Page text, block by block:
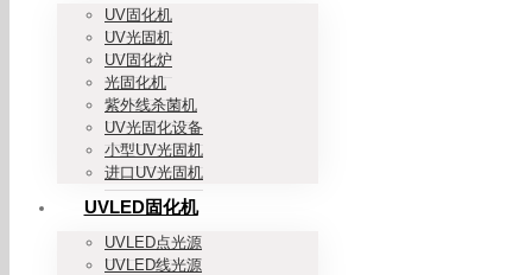
UV固化机
UV光固机
UV固化炉
光固化机
紫外线杀菌机
UV光固化设备
小型UV光固机
进口UV光固机
UVLED固化机
UVLED点光源
UVLED线光源